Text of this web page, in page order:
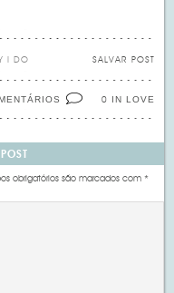
SALVAR POST
I DO
0 IN LOVE
obrigatórios são marcados com*